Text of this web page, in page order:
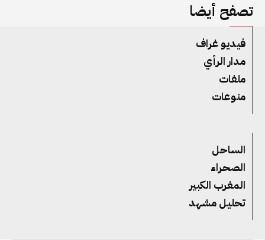
تصفح أيضا
فيديو غراف
مدار الرأي
ملفات
منوعات
الساحل
الصحراء
المغرب الكبير
تحليل مشهد